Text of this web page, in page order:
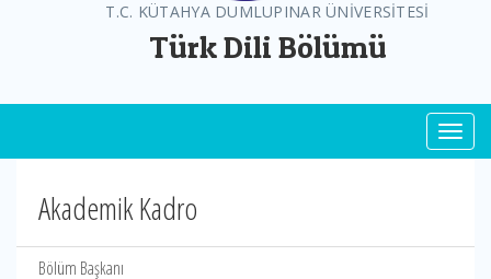
T.C. KÜTAHYA DUMLUPINAR ÜNİVERSİTESİ
Türk Dili Bölümü
Akademik Kadro
Bölüm Başkanı